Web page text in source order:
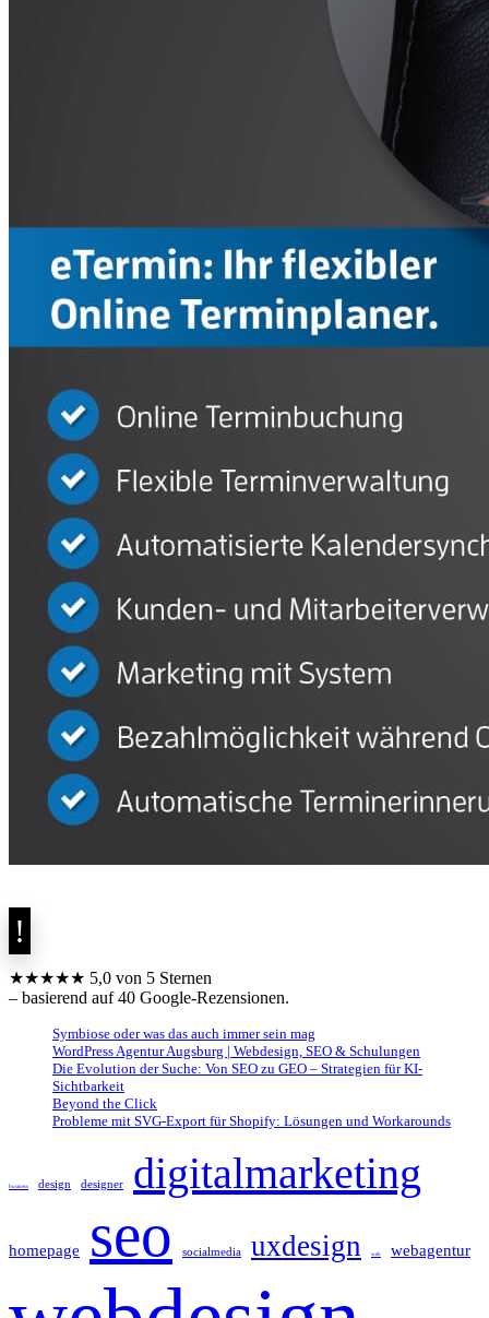
★★★★★ 5,0 von 5 Sternen
– basierend auf 40 Google-Rezensionen.
Symbiose oder was das auch immer sein mag
WordPress Agentur Augsburg | Webdesign, SEO & Schulungen
Die Evolution der Suche: Von SEO zu GEO – Strategien für KI-
Sichtbarkeit
Beyond the Click
Probleme mit SVG-Export für Shopify: Lösungen und Workarounds
business design designer digitalmarketing
homepage seo socialmedia uxdesign web webagentur